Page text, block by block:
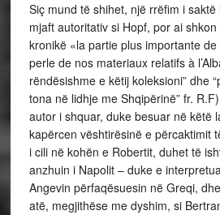
Siç mund të shihet, një rrëfim i
mjaft autoritativ si Hopf, por ai
kronikë «la partie plus importante
perle de nos materiaux relatifs à
rëndësishme e këtij koleksioni” dhe
tona në lidhje me Shqipërinë” fr.
autor i shquar, duke besuar në këtë
kapërcen vështirësinë e përcaktimit
i cili në kohën e Robertit, duhet të
anzhuin i Napolit – duke e
Angevin përfaqësuesin në Greqi,
atë, megjithëse me dyshim, si